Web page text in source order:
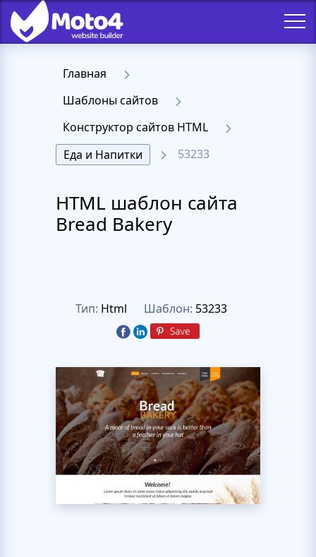
Главная
Шаблоны сайтов
Конструктор сайтов HTML
Еда и Напитки
53233
HTML шаблон сайта
Bread Bakery
Тип: Html Шаблон: 53233